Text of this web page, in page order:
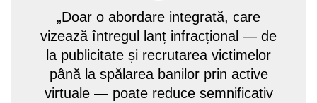
„Doar o abordare integrată, care
vizează întregul lanț infracțional — de
la publicitate și recrutarea victimelor
până la spălarea banilor prin active
virtuale — poate reduce semnificativ